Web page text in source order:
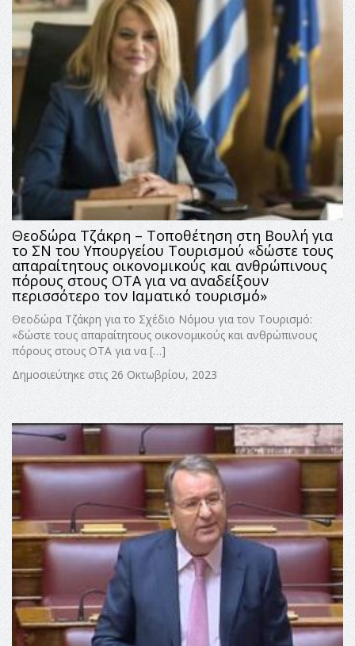
Θεοδώρα Τζάκρη – Τοποθέτηση στη Βουλή για
το ΣΝ του Υπουργείου Τουρισμού «δώστε τους
απαραίτητους οικονομικούς και ανθρώπινους
πόρους στους ΟΤΑ για να αναδείξουν
περισσότερο τον Ιαματικό τουρισμό»
Θεοδώρα Τζάκρη για το Σχέδιο Νόμου για τον Τουρισμό:
«δώστε τους απαραίτητους οικονομικούς και ανθρώπινους
πόρους στους ΟΤΑ για να […]
Δημοσιεύτηκε στις 26 Οκτωβρίου, 2023